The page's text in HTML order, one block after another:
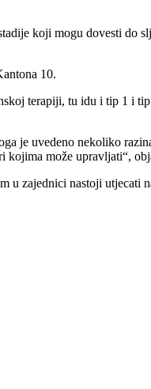
koji mogu dovesti do
10.
terapiji, tu idu i tip 1 i
je uvedeno nekoliko
može upravljati“,
u zajednici nastoji